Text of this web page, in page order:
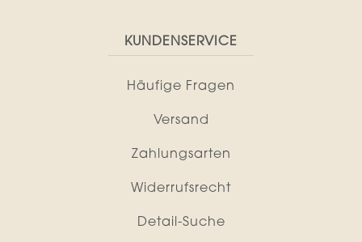
KUNDENSERVICE
Häufige Fragen
Versand
Zahlungsarten
Widerrufsrecht
Detail-Suche